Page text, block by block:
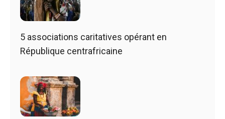
5 associations caritatives opérant en
République centrafricaine